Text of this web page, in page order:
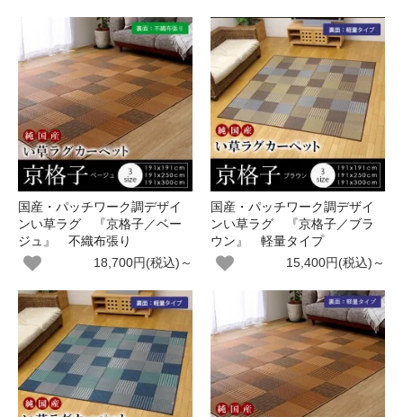
国産・パッチワーク調デザイ
ンい草ラグ 『京格子／ベー
ジュ』 不織布張り
18,700円(税込)～
国産・パッチワーク調デザイ
ンい草ラグ 『京格子／ブラ
ウン』 軽量タイプ
15,400円(税込)～